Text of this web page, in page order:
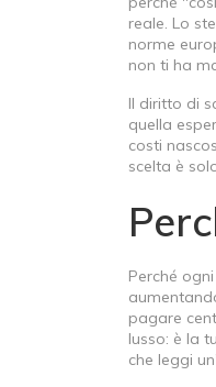
reale. Lo
norme
non ti ha
Il diritto di
quella
costi
scelta è
Perché
pagare
lusso: è la
che leggi